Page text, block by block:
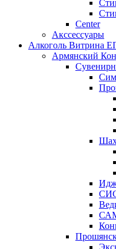
Сenter
Акссессуары
Алкоголь Витрина
Армянский